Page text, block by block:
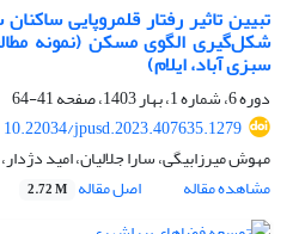
تبیین تاثیر رفتار قلمروپایی
شکل‌گیری الگوی مسکن (نمونه
سبزی آباد، ایلام)
دوره 6، شماره 1، بهار 1403، صفحه
41-64
10.22034/jpusd.2023.407635.1279
مهوش میرزابیگی، سارا جلالیان، امید
مشاهده مقاله
اصل مقاله 2.72 M